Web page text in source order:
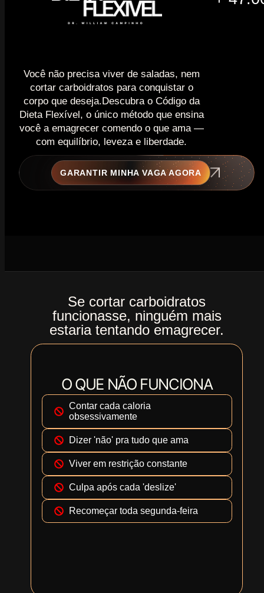
Você não precisa viver de saladas, nem
cortar carboidratos para conquistar o
corpo que deseja.Descubra o Código da
Dieta Flexível, o único método que ensina
você a emagrecer comendo o que ama —
com equilíbrio, leveza e liberdade.
GARANTIR MINHA VAGA AGORA
Se cortar carboidratos
funcionasse, ninguém mais
estaria tentando emagrecer.
O QUE NÃO FUNCIONA
Contar cada caloria
obsessivamente
Dizer 'não' pra tudo que ama
Viver em restrição constante
Culpa após cada 'deslize'
Recomeçar toda segunda-feira